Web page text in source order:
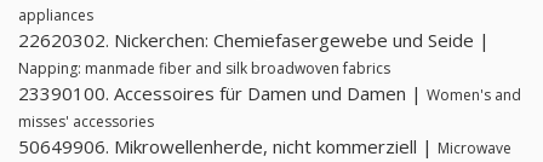
appliances
22620302. Nickerchen: Chemiefasergewebe und Seide |
Napping: manmade fiber and silk broadwoven fabrics
23390100. Accessoires für Damen und Damen | Women's and
misses' accessories
50649906. Mikrowellenherde, nicht kommerziell | Microwave